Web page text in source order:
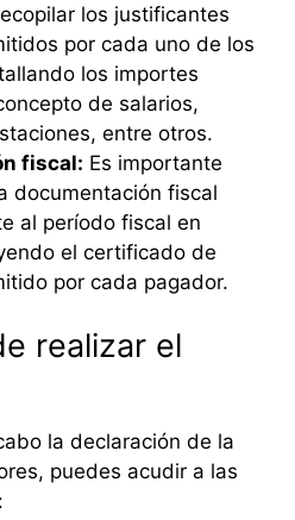
los justificantes
por cada uno de los
los importes
de salarios,
entre otros.
fiscal: Es importante
documentación fiscal
al período fiscal en
el certificado de
por cada pagador.
realizar el
la declaración de la
puedes acudir a las